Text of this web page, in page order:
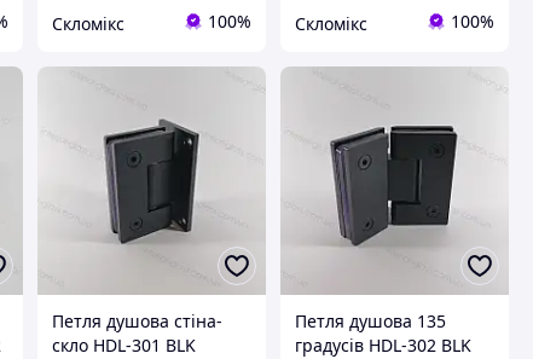
Скломікс 100% Скломікс 100%
Петля душова стіна-
скло HDL-301 BLK
Петля душова 135
градусів HDL-302 BLK